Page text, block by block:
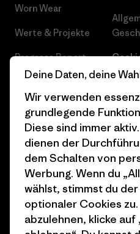
Worn Wear
Werte & Projekte
Progress Report
Business Unusual
Klimaziele
1% For The Planet
Wie wir finanzieren
Geschenkgutscheine
Stores in deiner
Nähe
Deine Daten, deine
Wir verwenden
grundlegende
Diese sind immer
dienen der
dem Schalten von
Werbung. Wenn du
wählst, stimmst du
optionaler Cookies
abzulehnen, klicke